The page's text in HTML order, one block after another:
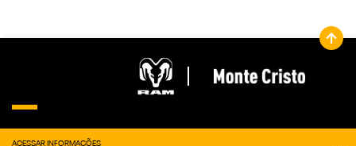
ACESSAR INFORMAÇÕES